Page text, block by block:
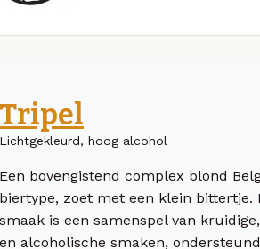
Tripel
Lichtgekleurd, hoog alcohol
Een bovengistend complex blond
biertype, zoet met een klein bittertje.
smaak is een samenspel van
en alcoholische smaken,